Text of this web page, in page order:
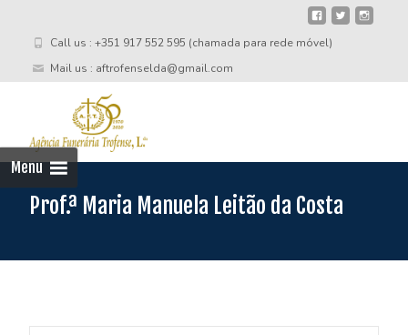
Call us : +351 917 552 595 (chamada para rede móvel)
Mail us : aftrofenselda@gmail.com
Menu
Prof.ª Maria Manuela Leitão da Costa